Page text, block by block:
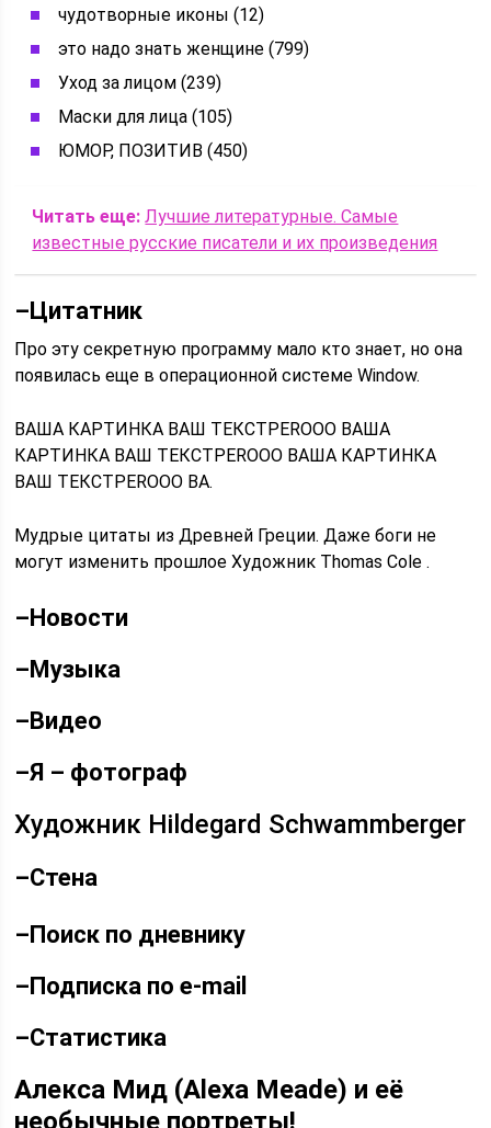
чудотворные иконы (12)
это надо знать женщине (799)
Уход за лицом (239)
Маски для лица (105)
ЮМОР, ПОЗИТИВ (450)
Читать еще: Лучшие литературные. Самые
известные русские писатели и их произведения
–Цитатник
Про эту секретную программу мало кто знает, но она
появилась еще в операционной системе Window.
ВАША КАРТИНКА ВАШ ТЕКСТPEROOO ВАША
КАРТИНКА ВАШ ТЕКСТPEROOO ВАША КАРТИНКА
ВАШ ТЕКСТPEROOO ВА.
Мудрые цитаты из Древней Греции. Даже боги не
могут изменить прошлое Художник Thomas Cole .
–Новости
–Музыка
–Видео
–Я – фотограф
Художник Hildegard Schwammberger
–Стена
–Поиск по дневнику
–Подписка по e-mail
–Статистика
Алекса Мид (Alexa Meade) и её
необычные портреты!